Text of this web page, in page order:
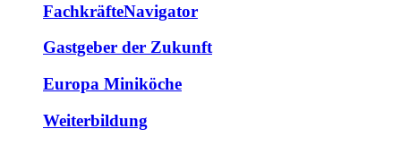
FachkräfteNavigator
Gastgeber der Zukunft
Europa Miniköche
Weiterbildung